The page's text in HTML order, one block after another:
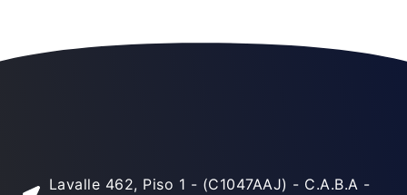
Lavalle 462, Piso 1 - (C1047AAJ) - C.A.B.A -